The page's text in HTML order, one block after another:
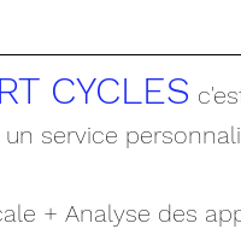
CYCLES
service
+ Analyse des